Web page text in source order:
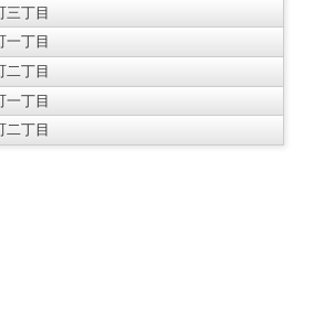
三丁目
一丁目
二丁目
一丁目
二丁目